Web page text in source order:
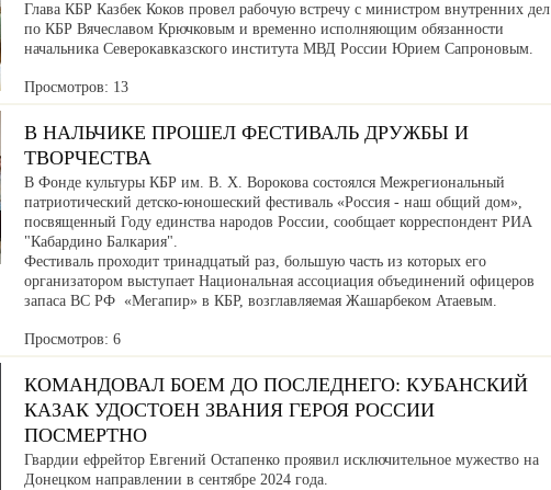
Глава КБР Казбек Коков провел рабочую встречу с министром внутренних дел
по КБР Вячеславом Крючковым и временно исполняющим обязанности
начальника Северокавказского института МВД России Юрием Сапроновым.
Просмотров: 13
В НАЛЬЧИКЕ ПРОШЕЛ ФЕСТИВАЛЬ ДРУЖБЫ И
ТВОРЧЕСТВА
В Фонде культуры КБР им. В. Х. Ворокова состоялся Межрегиональный
патриотический детско-юношеский фестиваль «Россия - наш общий дом»,
посвященный Году единства народов России, сообщает корреспондент РИА
"Кабардино Балкария".
Фестиваль проходит тринадцатый раз, большую часть из которых его
организатором выступает Национальная ассоциация объединений офицеров
запаса ВС РФ «Мегапир» в КБР, возглавляемая Жашарбеком Атаевым.
Просмотров: 6
КОМАНДОВАЛ БОЕМ ДО ПОСЛЕДНЕГО: КУБАНСКИЙ
КАЗАК УДОСТОЕН ЗВАНИЯ ГЕРОЯ РОССИИ
ПОСМЕРТНО
Гвардии ефрейтор Евгений Остапенко проявил исключительное мужество на
Донецком направлении в сентябре 2024 года.